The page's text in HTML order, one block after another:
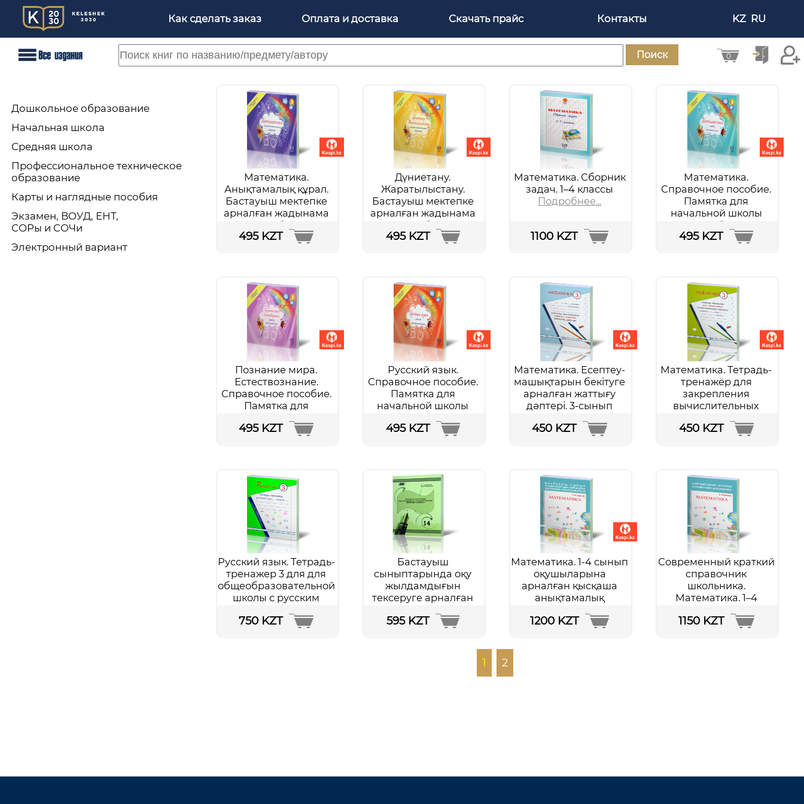
Как сделать заказ Оплата и доставка Скачать прайс Контакты KZ RU
Поиск 0
Дошкольное образование
Начальная школа
Средняя школа
Профессиональное техническое
образование
Карты и наглядные пособия
Экзамен, ВОУД, ЕНТ,
СОРы и СОЧи
Электронный вариант
Математика.
Анықтамалық құрал.
Бастауыш мектепке
арналған жадынама
Подробнее...
495 KZT
Дүниетану.
Жаратылыстану.
Бастауыш мектепке
арналған жадынама
Подробнее...
495 KZT
Математика. Сборник
задач. 1–4 классы
Подробнее...
1100 KZT
Математика.
Справочное пособие.
Памятка для
начальной школы
Подробнее...
495 KZT
Познание мира.
Естествознание.
Справочное пособие.
Памятка для
Подробнее...
495 KZT
Русский язык.
Справочное пособие.
Памятка для
начальной школы
495 KZT
Математика. Есептеу-
машықтарын бекітуге
арналған жаттығу
дәптері. 3-сынып
450 KZT
Математика. Тетрадь-
тренажёр для
закрепления
вычислительных
Подробнее...
450 KZT
Русский язык. Тетрадь-
тренажер 3 для для
общеобразовательной
школы с русским
языком обучения.
Подробнее...
750 KZT
Бастауыш
сыныптарында оқу
жылдамдығын
тексеруге арналған
сыныптар
595 KZT
Математика. 1-4 сынып
оқушыларына
арналған қысқаша
анықтамалық
1200 KZT
Современный краткий
справочник
школьника.
Математика. 1–4
Подробнее...
1150 KZT
1 2